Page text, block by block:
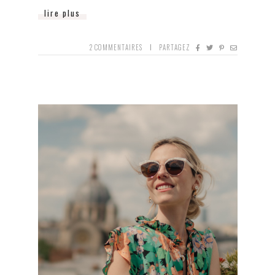
lire plus
2 COMMENTAIRES PARTAGEZ